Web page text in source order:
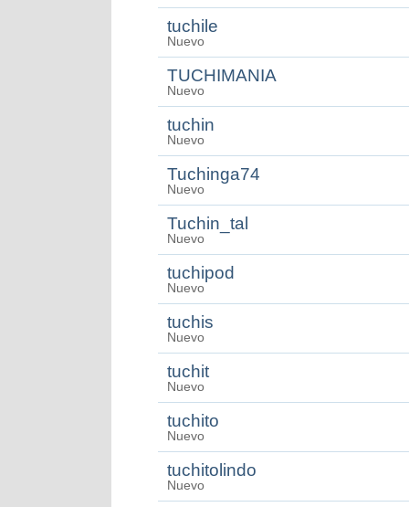
tuchile
Nuevo
TUCHIMANIA
Nuevo
tuchin
Nuevo
Tuchinga74
Nuevo
Tuchin_tal
Nuevo
tuchipod
Nuevo
tuchis
Nuevo
tuchit
Nuevo
tuchito
Nuevo
tuchitolindo
Nuevo